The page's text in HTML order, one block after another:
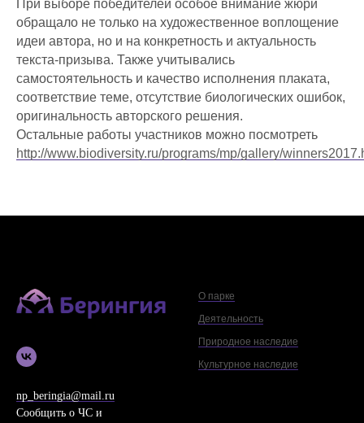
При выборе победителей особое внимание жюри
обращало не только на художественное воплощение
идеи автора, но и на конкретность и актуальность
текста-призыва. Также учитывались
самостоятельность и качество исполнения плаката,
соответствие теме, отсутствие биологических ошибок,
оригинальность авторского решения.
Остальные работы участников можно посмотреть
http://www.biodiversity.ru/programs/mp/gallery/
np_beringia@mail.ru
Сообщить о ЧС и
О парке
Деятельность
Природное наследие
Культурное наследие